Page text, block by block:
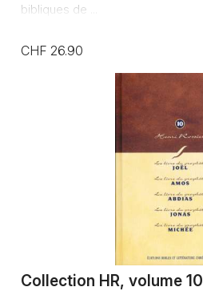
bibliques de ...
CHF 26.90
Collection HR, volume 10